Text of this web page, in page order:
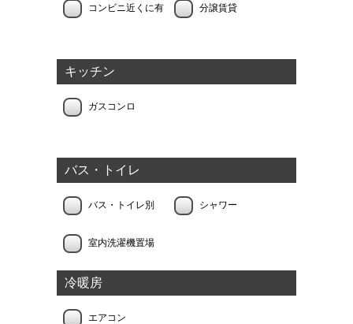
コンビニ近くに有 分譲賃貸
キッチン
ガスコンロ
バス・トイレ
バス・トイレ別 シャワー
室内洗濯機置場
冷暖房
エアコン